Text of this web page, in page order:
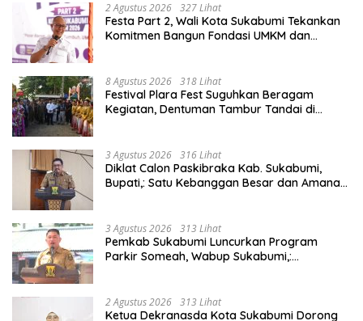
2 Agustus 2026 327 Lihat
Festa Part 2, Wali Kota Sukabumi Tekankan
Komitmen Bangun Fondasi UMKM dan
8 Agustus 2026 318 Lihat
Festival Plara Fest Suguhkan Beragam
Kegiatan, Dentuman Tambur Tandai di
3 Agustus 2026 316 Lihat
Diklat Calon Paskibraka Kab. Sukabumi,
Bupati,: Satu Kebanggan Besar dan Amanah
3 Agustus 2026 313 Lihat
Pemkab Sukabumi Luncurkan Program
Parkir Someah, Wabup Sukabumi,:
2 Agustus 2026 313 Lihat
Ketua Dekranasda Kota Sukabumi Dorong